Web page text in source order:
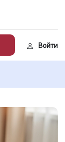
Войти